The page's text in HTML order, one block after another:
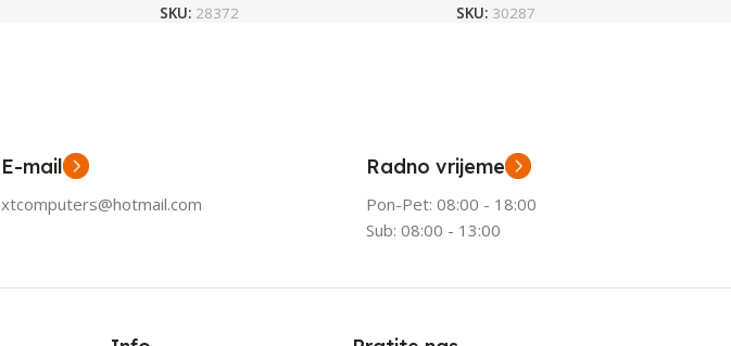
SKU: 28372 SKU: 30287
E-mail
xtcomputers@hotmail.com
Radno vrijeme
Pon-Pet: 08:00 - 18:00
Sub: 08:00 - 13:00